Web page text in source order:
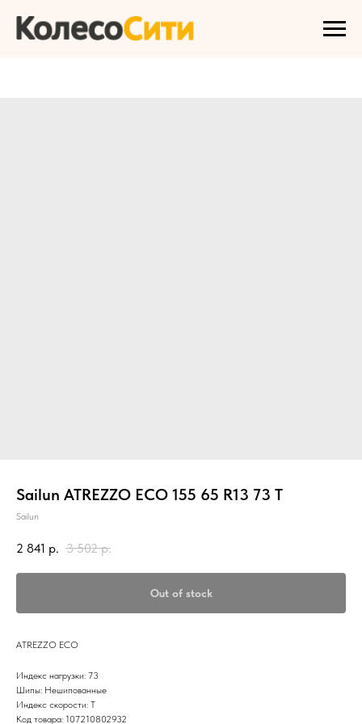
Sailun ATREZZO ECO 155 65 R13 73 T
Sailun
2 841 р. 3 502 р.
Out of stock
ATREZZO ECO
Индекс нагрузки: 73
Шипы: Нешипованные
Индекс скорости: T
Код товара: 107210802932